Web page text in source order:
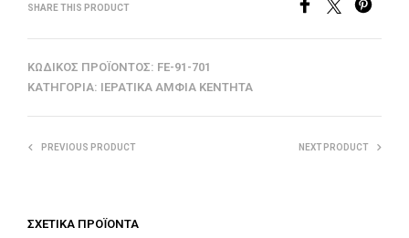
SHARE THIS PRODUCT
ΚΩΔΙΚΌΣ ΠΡΟΪΌΝΤΟΣ: FE-91-701
ΚΑΤΗΓΟΡΊΑ: ΙΕΡΑΤΙΚΆ ΆΜΦΙΑ ΚΕΝΤΗΤΆ
PREVIOUS PRODUCT NEXT PRODUCT
ΣΧΕΤΙΚΆ ΠΡΟΪΌΝΤΑ